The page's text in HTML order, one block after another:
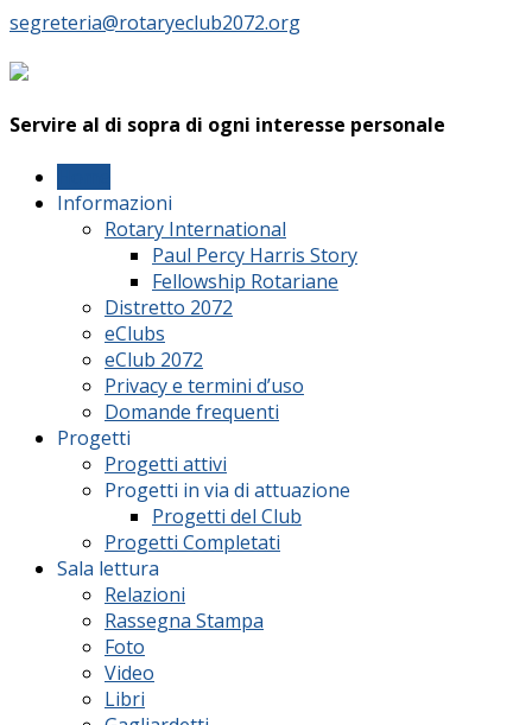
segreteria@rotaryeclub2072.org
Servire al di sopra di ogni interesse personale
Informazioni
Rotary International
Paul Percy Harris Story
Fellowship Rotariane
Distretto 2072
eClubs
eClub 2072
Privacy e termini d’uso
Domande frequenti
Progetti
Progetti attivi
Progetti in via di attuazione
Progetti del Club
Progetti Completati
Sala lettura
Relazioni
Rassegna Stampa
Foto
Video
Libri